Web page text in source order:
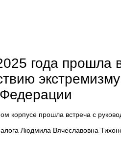
года прошла
корпусе прошла встреча с
Людмила Вячеславовна